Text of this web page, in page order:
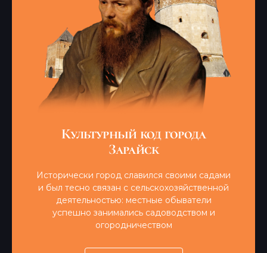
Культурный код города
Зарайск
Исторически город славился своими садами
и был тесно связан с сельскохозяйственной
деятельностью: местные обыватели
успешно занимались садоводством и
огородничеством